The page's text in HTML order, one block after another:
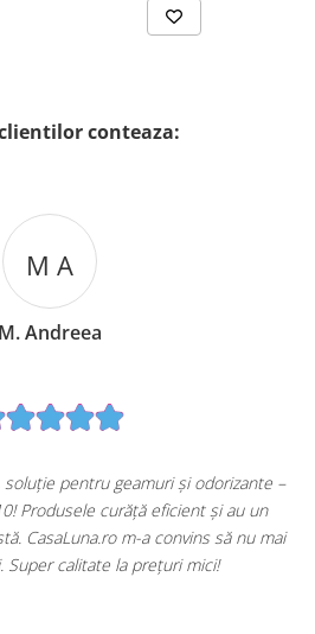
conteaza:
M A
M. Andreea
pentru geamuri și odorizante –
Produsele curăță eficient și au un
CasaLuna.ro m-a convins să nu mai
Super calitate la prețuri mici!